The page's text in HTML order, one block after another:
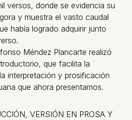
versos, donde se evidencia su
y muestra el vasto caudal
había logrado adquirir junto
Méndez Plancarte realizó
que facilita la
interpretación y prosificación
que ahora presentamos.
VERSIÓN EN PROSA Y